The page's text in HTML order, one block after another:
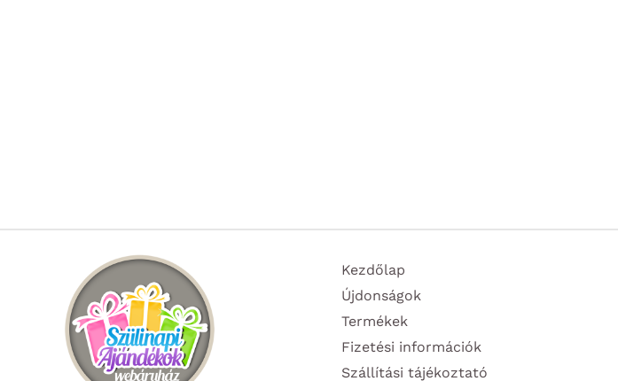
Kezdőlap
Újdonságok
Termékek
Fizetési információk
Szállítási tájékoztató